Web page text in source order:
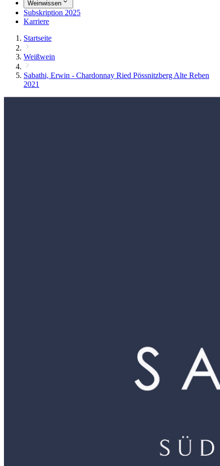
Weinwissen
Subskription 2025
Karriere
Startseite
Weißwein
Sabathi, Erwin - Chardonnay Ried Pössnitzberg Alte Reben
2021